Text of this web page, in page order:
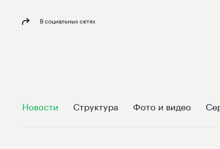
В социальных сетях
Новости Структура Фото и видео